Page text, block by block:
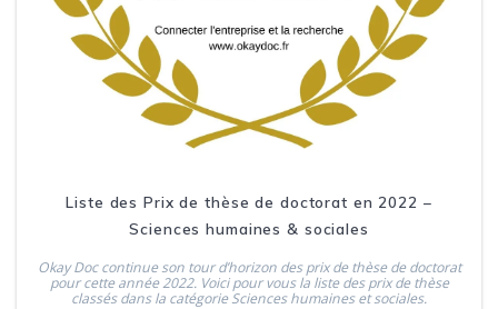
Liste des Prix de thèse de doctorat en 2022 –
Sciences humaines & sociales
Okay Doc continue son tour d’horizon des prix de thèse de doctorat
pour cette année 2022. Voici pour vous la liste des prix de thèse
classés dans la catégorie Sciences humaines et sociales.